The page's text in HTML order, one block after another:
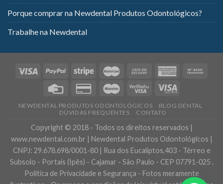
Porque comprar na Newdental Produtos Odontológicos?
Trabalhe na Newdental
NEWDENTAL PRODUTOS ODONTOLÓGICOS
BLOG DENTAL
DÚVIDAS FREQUENTES
CONTATO
Copyright © 2018 - Todos os direitos reservados |
www.newdental.com.br | Newdental Produtos Odontológicos |
CNPJ: 29.678.698/0001-80 | Rua dos Eucaliptos,403 - Térreo e
Subsolo - Portais (Ipês) - Cajamar - São Paulo - CEP 07791-025 .
Política de Privacidade e Segurança - Fotos meramente